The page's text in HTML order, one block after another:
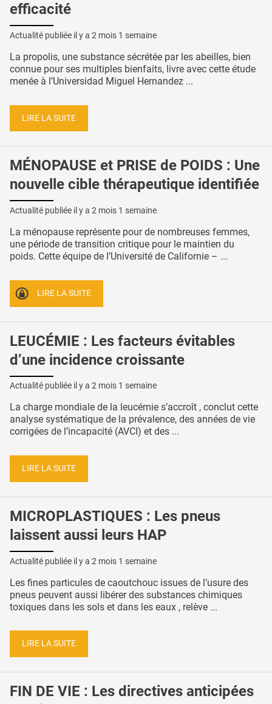
efficacité
Actualité publiée il y a 2 mois 1 semaine
La propolis, une substance sécrétée par les abeilles, bien
connue pour ses multiples bienfaits, livre avec cette étude
menée à l’Universidad Miguel Hernandez ...
LIRE LA SUITE
MÉNOPAUSE et PRISE de POIDS : Une
nouvelle cible thérapeutique identifiée
Actualité publiée il y a 2 mois 1 semaine
La ménopause représente pour de nombreuses femmes,
une période de transition critique pour le maintien du
poids. Cette équipe de l’Université de Californie – ...
LIRE LA SUITE
LEUCÉMIE : Les facteurs évitables
d’une incidence croissante
Actualité publiée il y a 2 mois 1 semaine
La charge mondiale de la leucémie s’accroît , conclut cette
analyse systématique de la prévalence, des années de vie
corrigées de l’incapacité (AVCI) et des ...
LIRE LA SUITE
MICROPLASTIQUES : Les pneus
laissent aussi leurs HAP
Actualité publiée il y a 2 mois 1 semaine
Les fines particules de caoutchouc issues de l’usure des
pneus peuvent aussi libérer des substances chimiques
toxiques dans les sols et dans les eaux , relève ...
LIRE LA SUITE
FIN DE VIE : Les directives anticipées